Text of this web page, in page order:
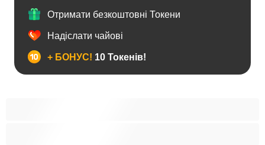
Отримати безкоштовні Токени
Надіслати чайові
+ БОНУС! 10 Токенів!